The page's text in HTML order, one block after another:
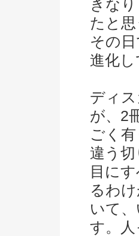
きな
たと
その
進化
ディ
が、2
ごく
違う
目に
るわ
いて
す。